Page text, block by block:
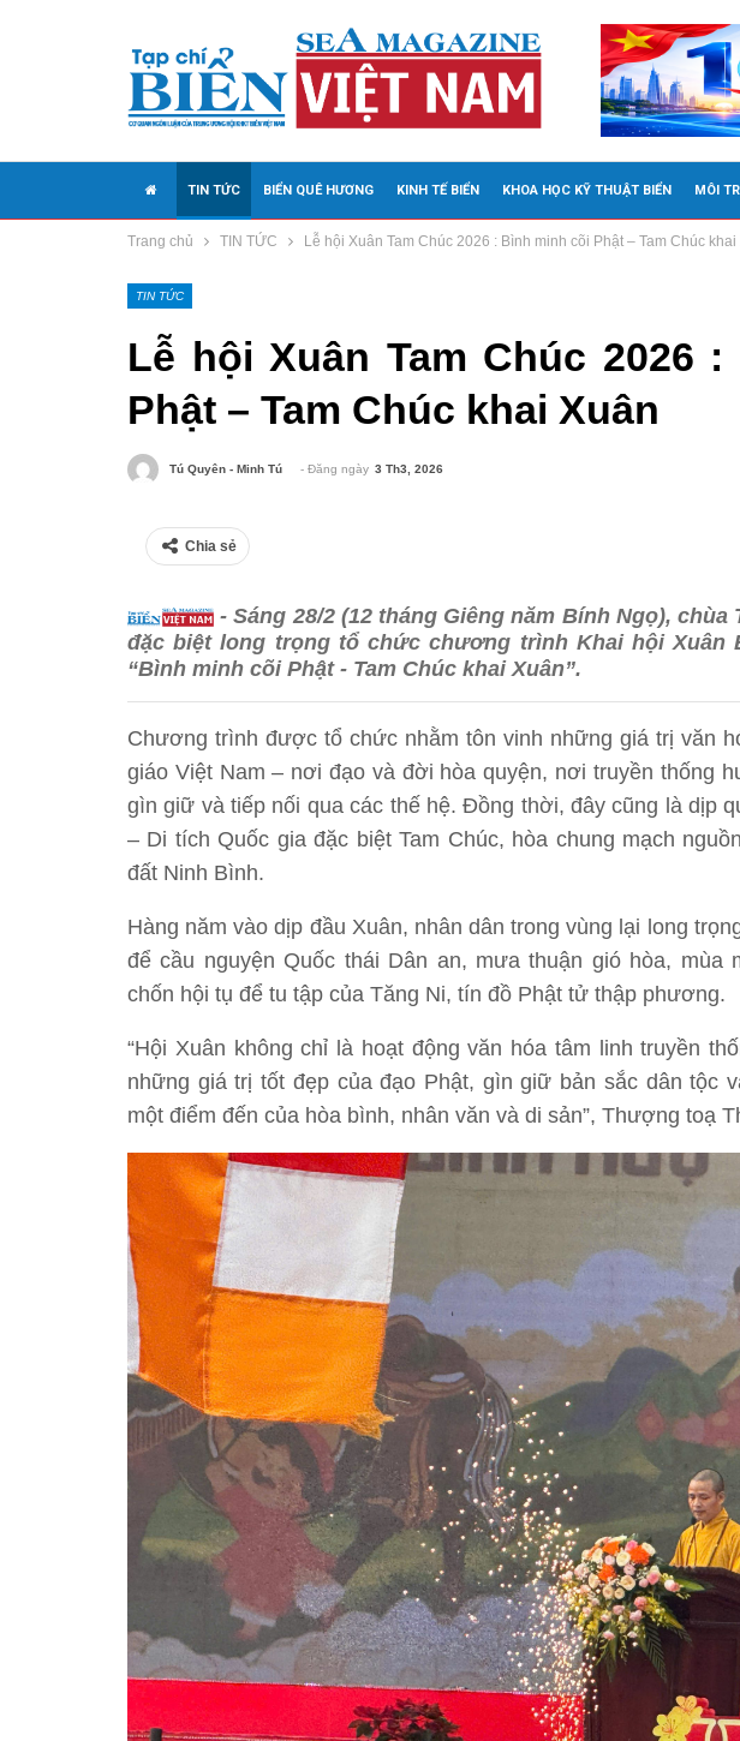
TIN TỨC BIỂN QUÊ HƯƠNG KINH TẾ BIỂN KHOA HỌC KỸ THUẬT BIỂN MÔI
MEDIA
Trang chủ TIN TỨC Lễ hội Xuân Tam Chúc 2026 : Bình minh cõi Phật – Tam Chúc khai
TIN TỨC
Lễ hội Xuân Tam Chúc 2026
Phật – Tam Chúc khai Xuân
Tú Quyên - Minh Tú - Đăng ngày 3 Th3, 2026
Chia sẻ
- Sáng 28/2 (12 tháng Giêng năm Bính Ngọ),
đặc biệt long trọng tổ chức chương trình Khai hội Xuân
“Bình minh cõi Phật - Tam Chúc khai Xuân”.
Chương trình được tổ chức nhằm tôn vinh những giá trị văn
giáo Việt Nam – nơi đạo và đời hòa quyện, nơi truyền thống
gìn giữ và tiếp nối qua các thế hệ. Đồng thời, đây cũng là dịp
– Di tích Quốc gia đặc biệt Tam Chúc, hòa chung mạch
đất Ninh Bình.
Hàng năm vào dịp đầu Xuân, nhân dân trong vùng lại long
để cầu nguyện Quốc thái Dân an, mưa thuận gió hòa, mùa
chốn hội tụ để tu tập của Tăng Ni, tín đồ Phật tử thập phương.
“Hội Xuân không chỉ là hoạt động văn hóa tâm linh truyền
những giá trị tốt đẹp của đạo Phật, gìn giữ bản sắc dân tộc
một điểm đến của hòa bình, nhân văn và di sản”, Thượng toạ